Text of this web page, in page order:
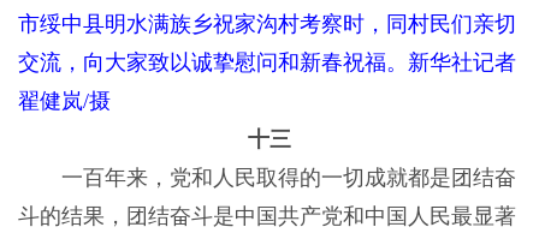
市绥中县明水满族乡祝家沟村考察时，同村民们亲切
交流，向大家致以诚挚慰问和新春祝福。新华社记者
翟健岚/摄
十三
一百年来，党和人民取得的一切成就都是团结奋
斗的结果，团结奋斗是中国共产党和中国人民最显著